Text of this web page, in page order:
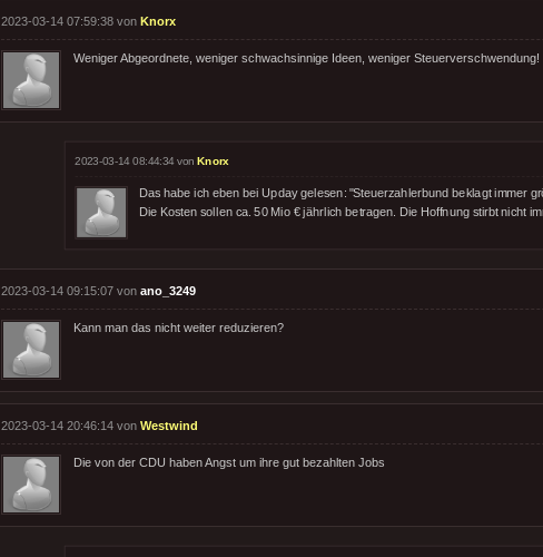
2023-03-14 07:59:38 von Knorx
Weniger Abgeordnete, weniger schwachsinnige Ideen, weniger
2023-03-14 08:44:34 vonKnorx
Das habe ich eben bei Upday gelesen: "Steuerzahlerbund beklagt immer
Die Kosten sollen ca. 50 Mio € jährlich betragen. Die Hoffnung stirbt nicht
2023-03-14 09:15:07 von ano_3249
Kann man das nicht weiter reduzieren?
2023-03-14 20:46:14 von Westwind
Die von der CDU haben Angst um ihre gut bezahlten Jobs